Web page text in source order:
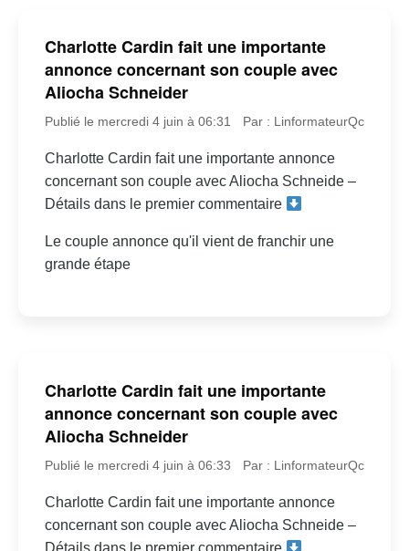
Charlotte Cardin fait une importante
annonce concernant son couple avec
Aliocha Schneider
Publié le mercredi 4 juin à 06:31 Par : LinformateurQc
Charlotte Cardin fait une importante annonce
concernant son couple avec Aliocha Schneide –
Détails dans le premier commentaire
Le couple annonce qu'il vient de franchir une
grande étape
Charlotte Cardin fait une importante
annonce concernant son couple avec
Aliocha Schneider
Publié le mercredi 4 juin à 06:33 Par : LinformateurQc
Charlotte Cardin fait une importante annonce
concernant son couple avec Aliocha Schneide –
Détails dans le premier commentaire